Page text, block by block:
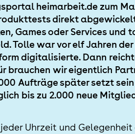
heimarbeit.de zum
direkt
Games oder Services und
Tolle war vor elf Jahren der
digitalisierte. Dann
brauchen wir eigentlich
Aufträge später setzt
bis zu 2.000 neue
Uhrzeit und